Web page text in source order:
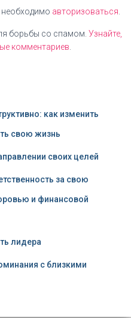
авторизоваться
борьбы со спамом. Узнайте,
комментариев
как изменить
свою жизнь
своих целей
за свою
и финансовой
лидера
с близкими